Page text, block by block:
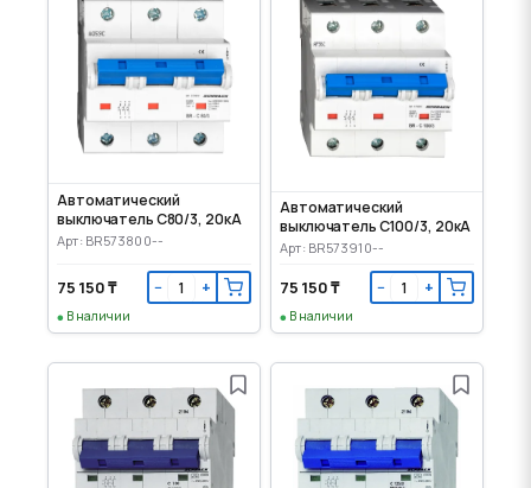
Автоматический
выключатель C80/3, 20кА
Арт: BR573800--
75 150 ₸ − +
В наличии
Автоматический
выключатель C100/3, 20кА
Арт: BR573910--
75 150 ₸ − +
В наличии